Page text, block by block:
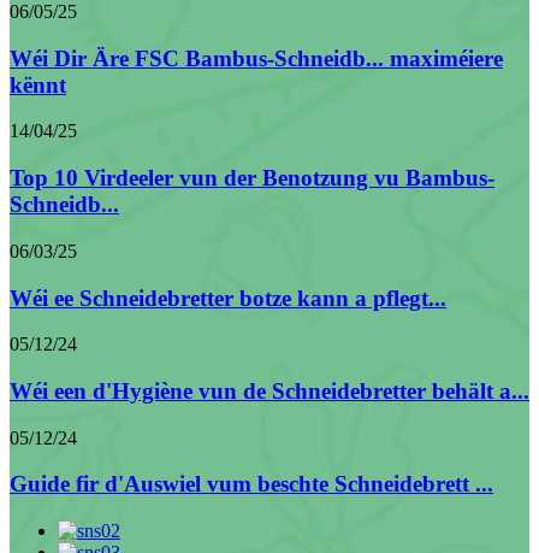
06/05/25
Wéi Dir Äre FSC Bambus-Schneidb... maximéiere
kënnt
14/04/25
Top 10 Virdeeler vun der Benotzung vu Bambus-
Schneidb...
06/03/25
Wéi ee Schneidebretter botze kann a pflegt...
05/12/24
Wéi een d'Hygiène vun de Schneidebretter behält a...
05/12/24
Guide fir d'Auswiel vum beschte Schneidebrett ...